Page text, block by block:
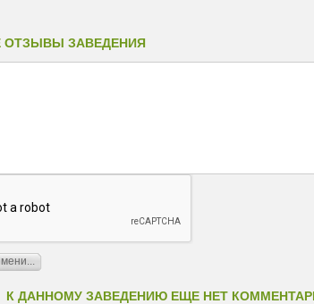
ОТЗЫВЫ ЗАВЕДЕНИЯ
К ДАННОМУ ЗАВЕДЕНИЮ ЕЩЕ НЕТ